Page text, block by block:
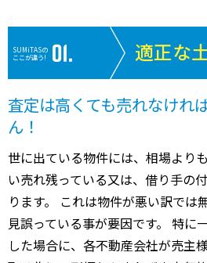
SUMiTASの
ここが違う!
適正な
査定は高くても売れなけれ
ん！
世に出ている物件には、相場より
い売れ残っている又は、借り手の
ります。 これは物件が悪い訳では
見誤っている事が要因です。 特に
した場合に、各不動産会社が売主